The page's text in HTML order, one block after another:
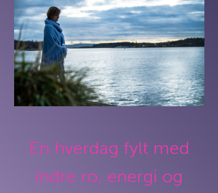
En hverdag fylt med
indre ro, energi og